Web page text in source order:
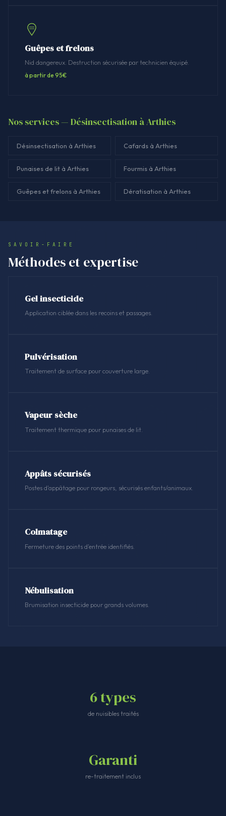
Guêpes et frelons
Nid dangereux. Destruction sécurisée par technicien équipé.
à partir de 95€
Nos services — Désinsectisation à Arthies
Désinsectisation à Arthies Cafards à Arthies
Punaises de lit à Arthies Fourmis à Arthies
Guêpes et frelons à Arthies Dératisation à Arthies
SAVOIR-FAIRE
Méthodes et expertise
Gel insecticide
Application ciblée dans les recoins et passages.
Pulvérisation
Traitement de surface pour couverture large.
Vapeur sèche
Traitement thermique pour punaises de lit.
Appâts sécurisés
Postes d'appâtage pour rongeurs, sécurisés enfants/animaux.
Colmatage
Fermeture des points d'entrée identifiés.
Nébulisation
Brumisation insecticide pour grands volumes.
6 types
de nuisibles traités
Garanti
re-traitement inclus